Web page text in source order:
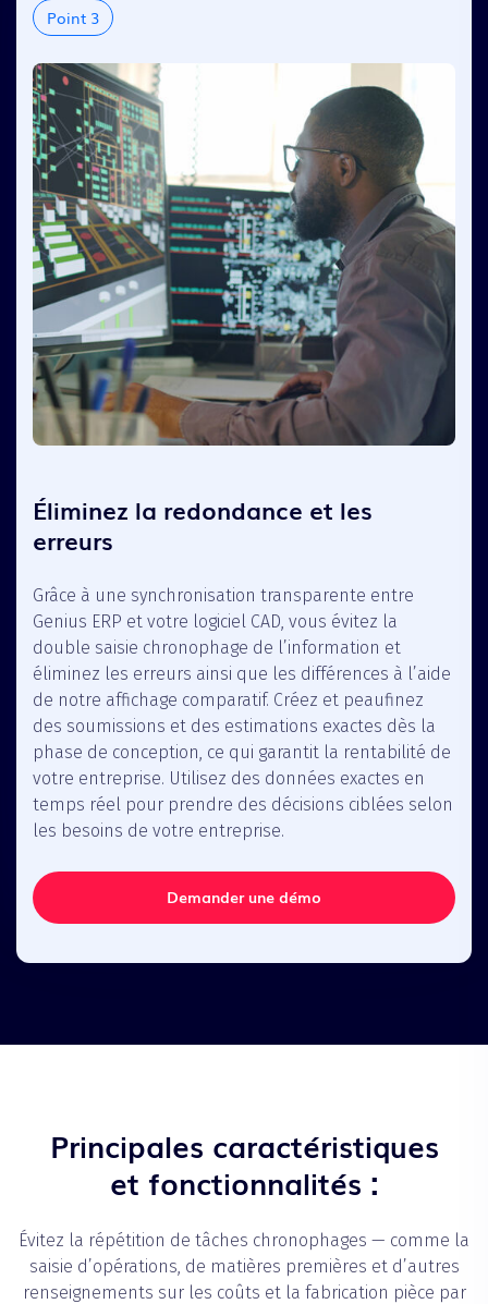
Point 3
Éliminez la redondance et les
erreurs
Grâce à une synchronisation transparente entre
Genius ERP et votre logiciel CAD, vous évitez la
double saisie chronophage de l’information et
éliminez les erreurs ainsi que les différences à l’aide
de notre affichage comparatif. Créez et peaufinez
des soumissions et des estimations exactes dès la
phase de conception, ce qui garantit la rentabilité de
votre entreprise. Utilisez des données exactes en
temps réel pour prendre des décisions ciblées selon
les besoins de votre entreprise.
Demander une démo
Principales caractéristiques
et fonctionnalités :
Évitez la répétition de tâches chronophages — comme la
saisie d’opérations, de matières premières et d’autres
renseignements sur les coûts et la fabrication pièce par